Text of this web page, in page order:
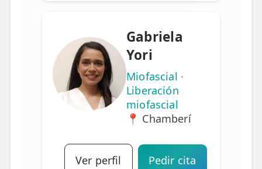
Gabriela
Yori
Miofascial ·
Liberación
miofascial
📍 Chamberí
Ver perfil Pedir cita